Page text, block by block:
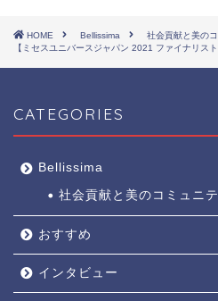
HOME Bellissima
社会貢献と美の
【ミセスユニバースジャパン 2021 ファイナリス
CATEGORIES
Bellissima
社会貢献と美のコミュニテ
おすすめ
インタビュー